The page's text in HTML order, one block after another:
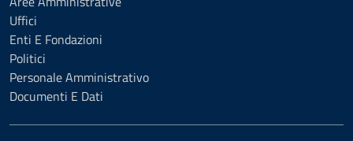
Uffici
Enti E Fondazioni
Politici
Personale Amministrativo
Documenti E Dati